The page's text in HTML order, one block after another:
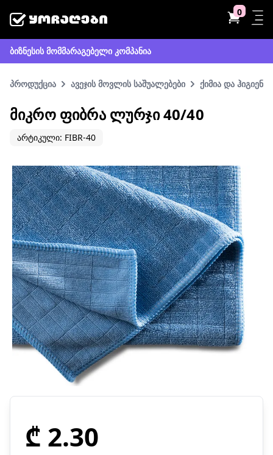
0
ბიზნესის მომმარაგებელი კომპანია
პროდუქცია ავეჯის მოვლის საშუალებები ქიმია და ჰიგიენა
ᲛᲘᲙᲠᲝ ᲤᲘᲑᲠᲐ ᲚᲣᲠᲯᲘ 40/40
არტიკული: FIBR-40
₾ 2.30